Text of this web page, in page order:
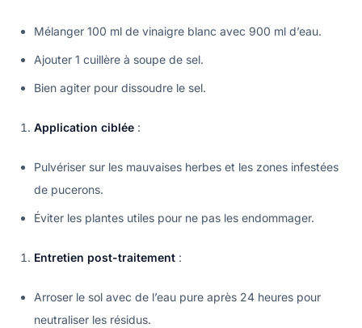
Mélanger 100 ml de vinaigre blanc avec 900 ml d’eau.
Ajouter 1 cuillère à soupe de sel.
Bien agiter pour dissoudre le sel.
Application ciblée :
Pulvériser sur les mauvaises herbes et les zones infestées
de pucerons.
Éviter les plantes utiles pour ne pas les endommager.
Entretien post-traitement :
Arroser le sol avec de l’eau pure après 24 heures pour
neutraliser les résidus.